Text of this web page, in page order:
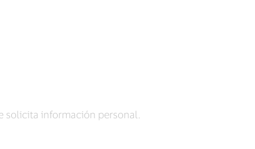
solicita información personal.